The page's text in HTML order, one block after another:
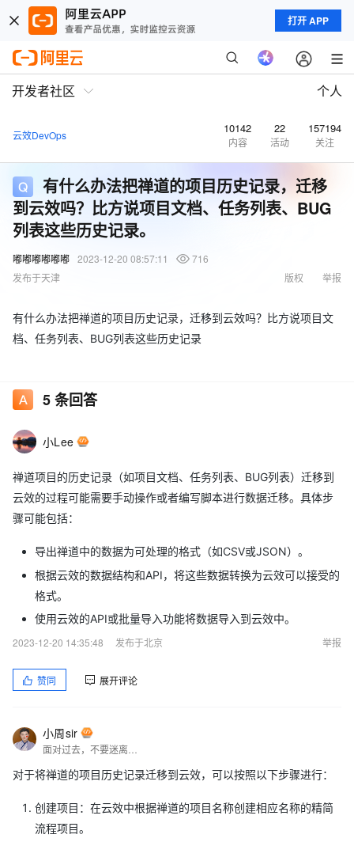
打开 APP
开发者社区 个人
云效DevOps 10142
内容
22
活动
157194
关注
有什么办法把禅道的项目历史记录，迁移
到云效吗？比方说项目文档、任务列表、BUG
列表这些历史记录。
嘟嘟嘟嘟嘟嘟 2023-12-20 08:57:11
716
发布于天津
举报
版权
有什么办法把禅道的项目历史记录，迁移到云效吗？比方说项目文
档、任务列表、BUG列表这些历史记录
5条回答
小Lee
禅道项目的历史记录（如项目文档、任务列表、BUG列表）迁移到
云效的过程可能需要手动操作或者编写脚本进行数据迁移。具体步
骤可能包括：
导出禅道中的数据为可处理的格式（如CSV或JSON）。
根据云效的数据结构和API，将这些数据转换为云效可以接受的
格式。
使用云效的API或批量导入功能将数据导入到云效中。
2023-12-20 14:35:48
发布于北京 举报
赞同 展开评论
小周sir
对于将禅道的项目历史记录迁移到云效，可以按照以下步骤进行：
创建项目：在云效中根据禅道的项目名称创建相应名称的精简
流程项目。